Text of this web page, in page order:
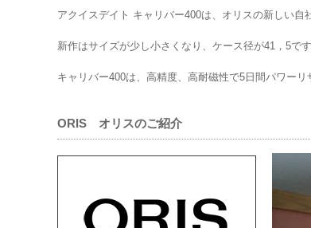
アクイスデイト キャリバー400は、オリスの新しい自
新作はサイズが少し小さくなり、ケース径が41，5です
キャリバー400は、高精度、高耐磁性で5日間パワー
ORIS オリスのご紹介